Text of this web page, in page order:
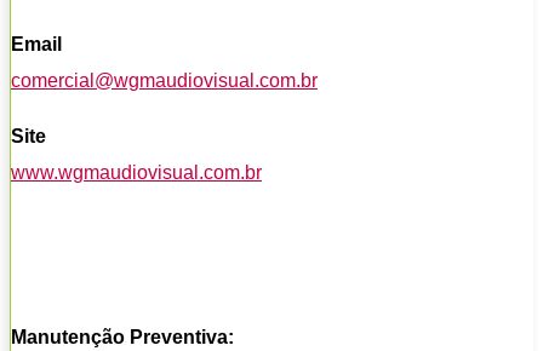
Email
comercial@wgmaudiovisual.com.br
Site
www.wgmaudiovisual.com.br
Manutenção Preventiva: